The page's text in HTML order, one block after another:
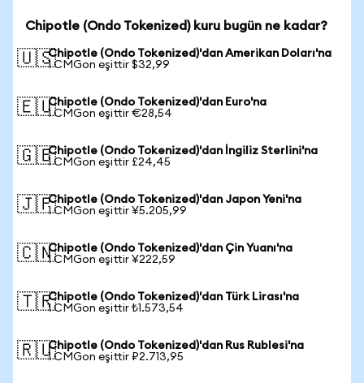
Chipotle (Ondo Tokenized) kuru bugün ne kadar?
🇺🇸Chipotle (Ondo Tokenized)'dan Amerikan Doları'na
1 CMGon eşittir $32,99
🇪🇺Chipotle (Ondo Tokenized)'dan Euro'na
1 CMGon eşittir €28,54
🇬🇧Chipotle (Ondo Tokenized)'dan İngiliz Sterlini'na
1 CMGon eşittir £24,45
🇯🇵Chipotle (Ondo Tokenized)'dan Japon Yeni'na
1 CMGon eşittir ¥5.205,99
🇨🇳Chipotle (Ondo Tokenized)'dan Çin Yuanı'na
1 CMGon eşittir ¥222,59
🇹🇷Chipotle (Ondo Tokenized)'dan Türk Lirası'na
1 CMGon eşittir ₺1.573,54
🇷🇺Chipotle (Ondo Tokenized)'dan Rus Rublesi'na
1 CMGon eşittir ₽2.713,95